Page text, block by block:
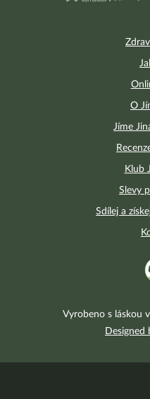
O
Jíme
Klub
Slevy
Sdílej a
Vyrobeno s láskou
Designed